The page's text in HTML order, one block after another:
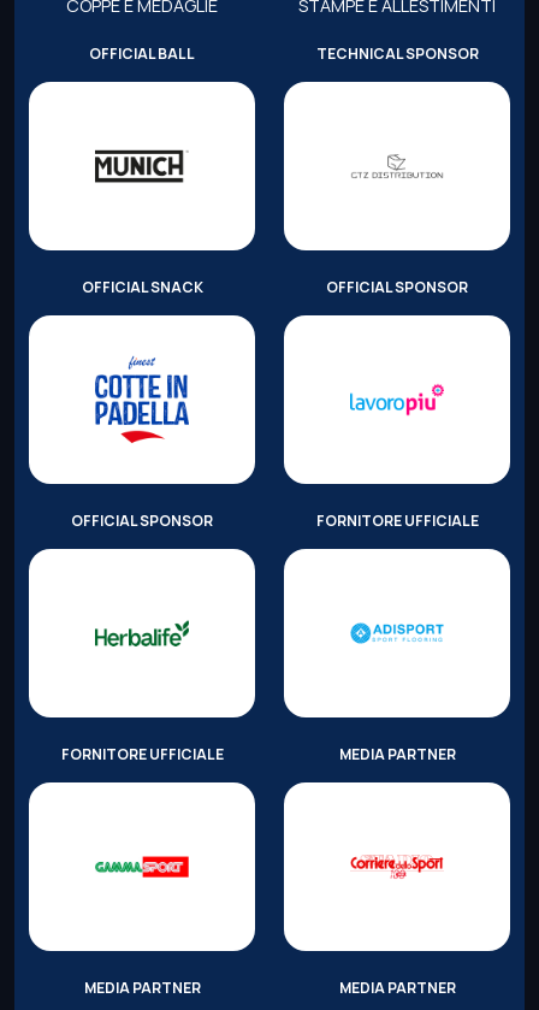
COPPE E MEDAGLIE STAMPE E ALLESTIMENTI
OFFICIAL BALL TECHNICAL SPONSOR
OFFICIAL SNACK OFFICIAL SPONSOR
OFFICIAL SPONSOR FORNITORE UFFICIALE
FORNITORE UFFICIALE MEDIA PARTNER
MEDIA PARTNER MEDIA PARTNER